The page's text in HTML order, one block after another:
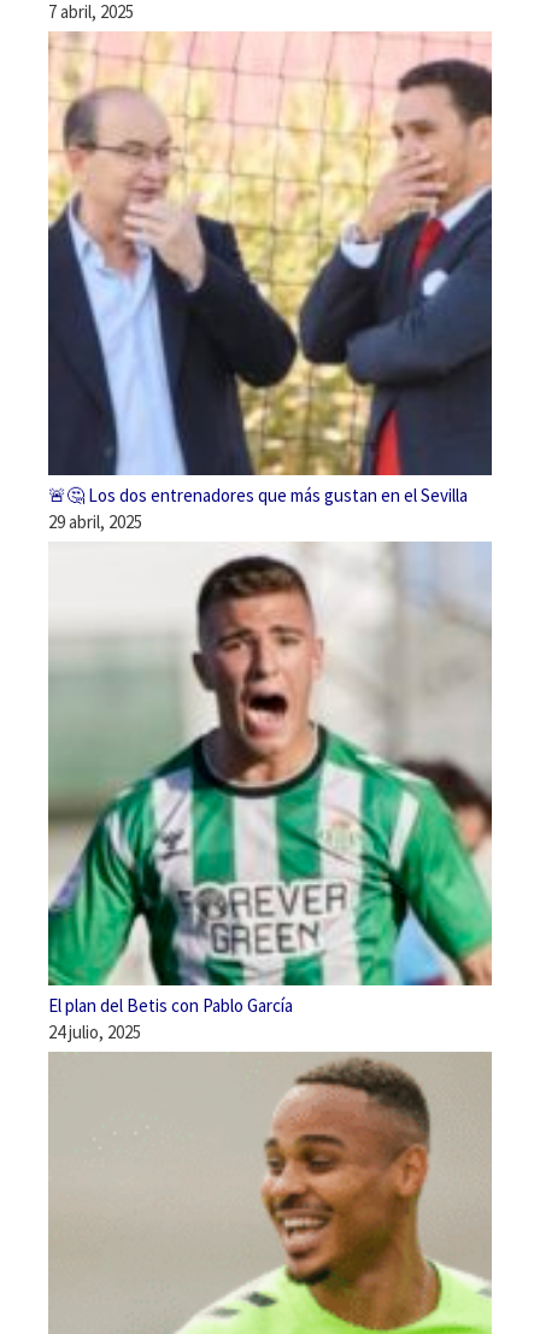
7 abril, 2025
🚨🤔 Los dos entrenadores que más gustan en el Sevilla
29 abril, 2025
El plan del Betis con Pablo García
24 julio, 2025